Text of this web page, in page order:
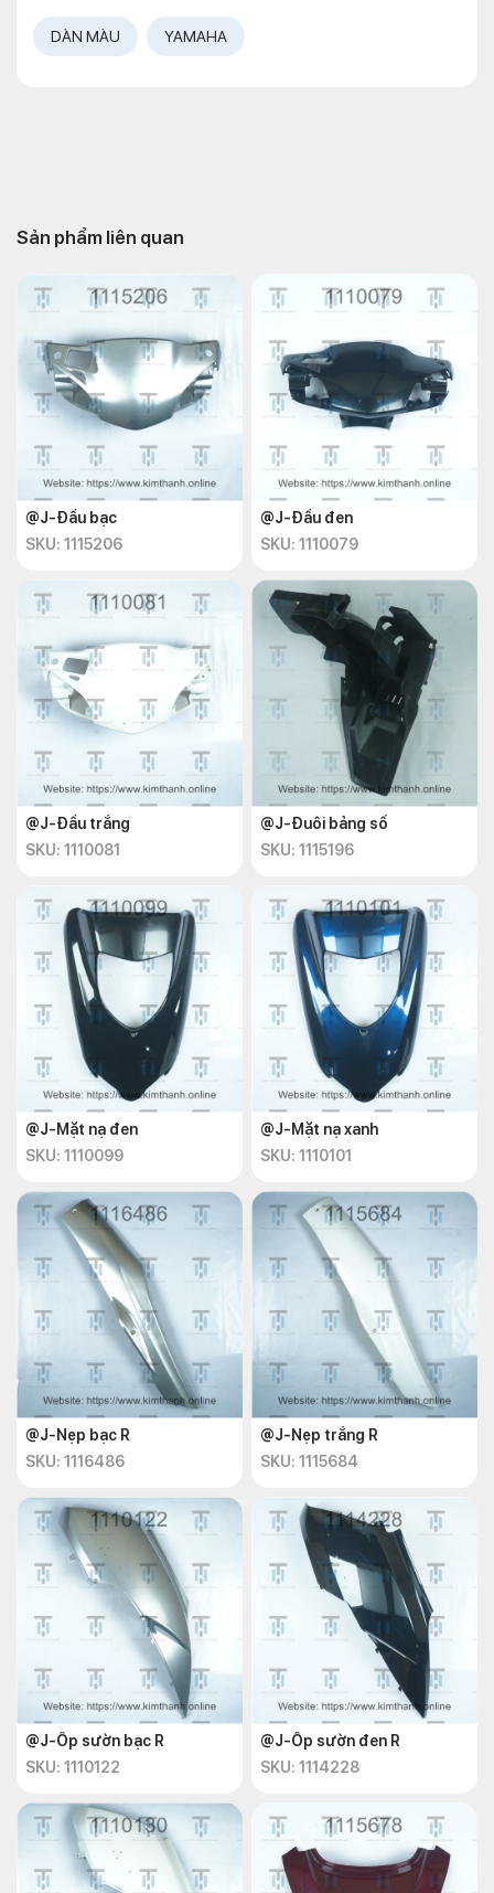
DÀN MÀU YAMAHA
Sản phẩm liên quan
@J-Đầu bạc
SKU: 1115206
@J-Đầu đen
SKU: 1110079
@J-Đầu trắng
SKU: 1110081
@J-Đuôi bảng số
SKU: 1115196
@J-Mặt nạ đen
SKU: 1110099
@J-Mặt nạ xanh
SKU: 1110101
@J-Nẹp bạc R
SKU: 1116486
@J-Nẹp trắng R
SKU: 1115684
@J-Ốp sườn bạc R
SKU: 1110122
@J-Ốp sườn đen R
SKU: 1114228